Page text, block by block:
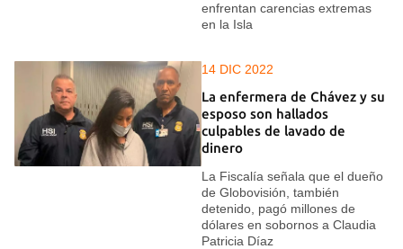
enfrentan carencias extremas
en la Isla
14 DIC 2022
La enfermera de Chávez y su
esposo son hallados
culpables de lavado de
dinero
La Fiscalía señala que el dueño
de Globovisión, también
detenido, pagó millones de
dólares en sobornos a Claudia
Patricia Díaz